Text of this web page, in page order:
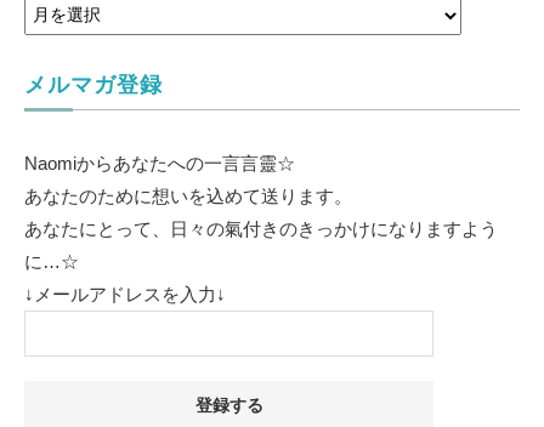
メルマガ登録
Naomiからあなたへの一言言靈☆
あなたのために想いを込めて送ります。
あなたにとって、日々の氣付きのきっかけになりますよう
に…☆
↓メールアドレスを入力↓